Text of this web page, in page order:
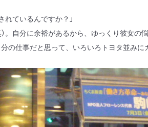
ているんですか？」
）。自分に余裕があるから、ゆっくり彼女
の仕事だと思って、いろいろトヨタ並み